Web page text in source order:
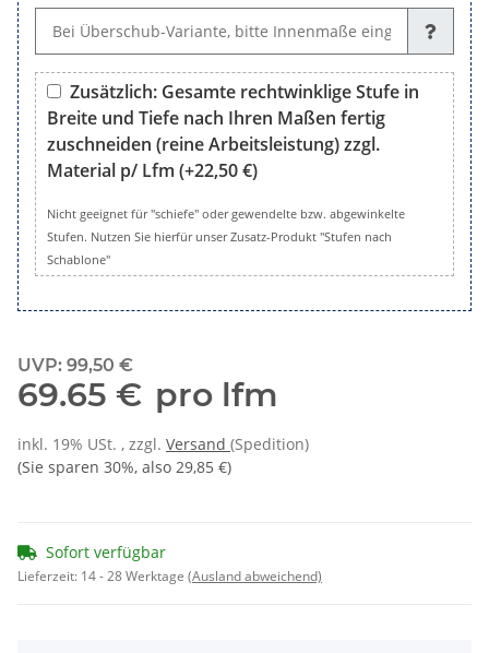
Zusätzlich: Gesamte rechtwinklige Stufe in
Breite und Tiefe nach Ihren Maßen fertig
zuschneiden (reine Arbeitsleistung) zzgl.
Material p/ Lfm (+22,50 €)
Zusätzlich: Gesamte rechtwinklige Stufe in Breite und
Nicht geeignet für "schiefe" oder gewendelte bzw. abgewinkelte
Stufen. Nutzen Sie hierfür unser Zusatz-Produkt "Stufen nach
Schablone"
UVP: 99,50 €
69.65 € pro lfm
inkl. 19% USt. , zzgl. Versand (Spedition)
(Sie sparen 30%, also 29,85 €)
Sofort verfügbar
Lieferzeit: 14 - 28 Werktage (Ausland abweichend)